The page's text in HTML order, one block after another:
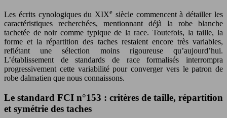
Les écrits cynologiques du XIXe siècle commencent à détailler les
caractéristiques recherchées, mentionnant déjà la robe blanche
tachetée de noir comme typique de la race. Toutefois, la taille, la
forme et la répartition des taches restaient encore très variables,
reflétant une sélection moins rigoureuse qu’aujourd’hui.
L’établissement de standards de race formalisés interrompra
progressivement cette variabilité pour converger vers le patron de
robe dalmatien que nous connaissons.
Le standard FCI n°153 : critères de taille, répartition
et symétrie des taches